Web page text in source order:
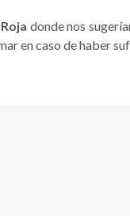
donde nos
en caso de haber